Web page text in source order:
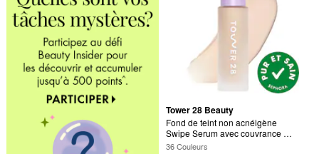
Tower 28 Beauty
Fond de teint non acnéigène
Swipe Serum avec couvrance
moyenne modulable
36 Couleurs